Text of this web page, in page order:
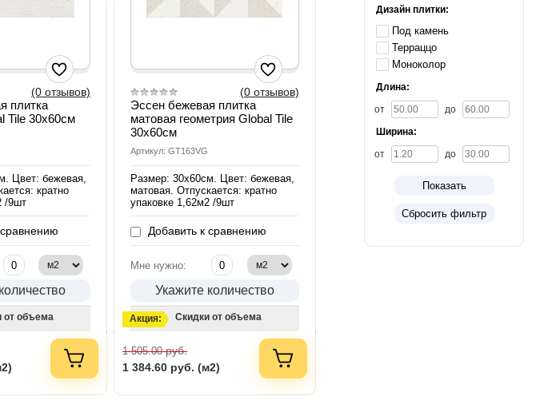
(0 отзывов)
плитка
Tile 30х60см
Цвет: бежевая,
кратно
/9шт
от объема
(0 отзывов)
Эссен бежевая плитка
матовая геометрия Global Tile
30х60см
Артикул: GT163VG
Размер: 30х60см. Цвет: бежевая,
матовая. Отпускается: кратно
упаковке 1,62м2 /9шт
Добавить к сравнению
Мне нужно:
Укажите количество
Акция: Скидки от объема
1 505.00руб.
1 384.60 руб. (м2)
Дизайн плитки:
Под камень
Терраццо
Моноколор
Длина:
от
до
Ширина:
от
до
Показать
Сбросить фильтр